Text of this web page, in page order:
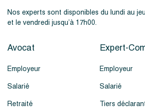
Nos experts sont disponibles du lundi au
et le vendredi jusqu’à 17h00.
Avocat
Employeur
Salarié
Retraité
Expert-
Employeur
Salarié
Tiers